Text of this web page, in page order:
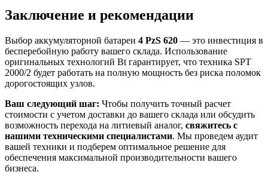
Заключение и рекомендации
Выбор аккумуляторной батареи 4 PzS 620 — это инвестиция в
бесперебойную работу вашего склада. Использование
оригинальных технологий Bt гарантирует, что техника SPT
2000/2 будет работать на полную мощность без риска поломок
дорогостоящих узлов.
Ваш следующий шаг: Чтобы получить точный расчет
стоимости с учетом доставки до вашего склада или обсудить
возможность перехода на литиевый аналог, свяжитесь с
нашими техническими специалистами. Мы проведем аудит
вашей техники и подберем оптимальное решение для
обеспечения максимальной производительности вашего
бизнеса.